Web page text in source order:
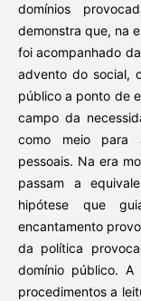
domínios
demonstra que, na
foi acompanhado
advento do social,
público a ponto de
campo da
como meio para
pessoais. Na era
passam a
hipótese que
encantamento
da política
domínio público.
procedimentos a